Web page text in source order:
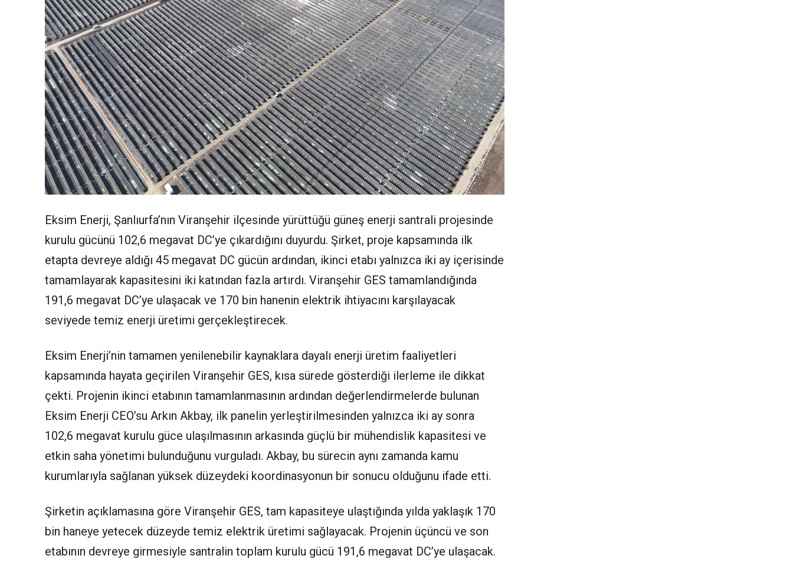
Eksim Enerji, Şanlıurfa’nın Viranşehir ilçesinde yürüttüğü güneş enerji santrali projesinde
kurulu gücünü 102,6 megavat DC’ye çıkardığını duyurdu. Şirket, proje kapsamında ilk
etapta devreye aldığı 45 megavat DC gücün ardından, ikinci etabı yalnızca iki ay içerisinde
tamamlayarak kapasitesini iki katından fazla artırdı. Viranşehir GES tamamlandığında
191,6 megavat DC’ye ulaşacak ve 170 bin hanenin elektrik ihtiyacını karşılayacak
seviyede temiz enerji üretimi gerçekleştirecek.
Eksim Enerji’nin tamamen yenilenebilir kaynaklara dayalı enerji üretim faaliyetleri
kapsamında hayata geçirilen Viranşehir GES, kısa sürede gösterdiği ilerleme ile dikkat
çekti. Projenin ikinci etabının tamamlanmasının ardından değerlendirmelerde bulunan
Eksim Enerji CEO’su Arkın Akbay, ilk panelin yerleştirilmesinden yalnızca iki ay sonra
102,6 megavat kurulu güce ulaşılmasının arkasında güçlü bir mühendislik kapasitesi ve
etkin saha yönetimi bulunduğunu vurguladı. Akbay, bu sürecin aynı zamanda kamu
kurumlarıyla sağlanan yüksek düzeydeki koordinasyonun bir sonucu olduğunu ifade etti.
Şirketin açıklamasına göre Viranşehir GES, tam kapasiteye ulaştığında yılda yaklaşık 170
bin haneye yetecek düzeyde temiz elektrik üretimi sağlayacak. Projenin üçüncü ve son
etabının devreye girmesiyle santralin toplam kurulu gücü 191,6 megavat DC’ye ulaşacak.